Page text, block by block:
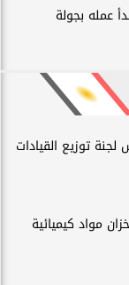
عمله بجولة
توزيع القيادات
مواد كيميائية